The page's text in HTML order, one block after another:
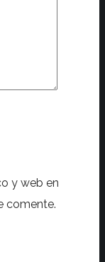
y web en
comente.